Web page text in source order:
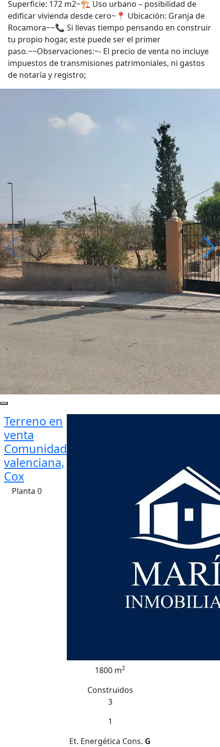
Superficie: 172 m2~🏗 Uso urbano – posibilidad de
edificar vivienda desde cero~📍 Ubicación: Granja de
Rocamora~~📞 Si llevas tiempo pensando en construir
tu propio hogar, este puede ser el primer
paso.~~Observaciones:~- El precio de venta no incluye
impuestos de transmisiones patrimoniales, ni gastos
de notaría y registro;
Terreno en
venta
Comunidad
valenciana,
Cox
Planta 0
1800 m2
Construidos
3
1
Et. Energética Cons. G